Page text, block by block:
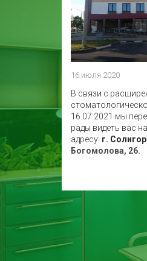
16 июля 2020
В связи с
16.07.2021 мы
рады видеть вас
адресу: г.
Богомолова, 26.